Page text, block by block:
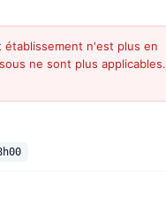
établissement n'est plus en
ne sont plus applicables.